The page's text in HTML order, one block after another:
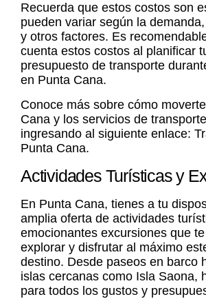
Recuerda que estos costos son
pueden variar según la
y otros factores. Es
cuenta estos costos al planificar
presupuesto de transporte
en Punta Cana.
Conoce más sobre cómo
Cana y los servicios de
ingresando al siguiente enlace:
Punta Cana.
Actividades Turísticas y
En Punta Cana, tienes a tu
amplia oferta de actividades
emocionantes excursiones que
explorar y disfrutar al máximo
destino. Desde paseos en barco
islas cercanas como Isla Saona,
para todos los gustos y